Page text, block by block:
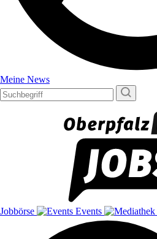
Meine News
Jobbörse Events